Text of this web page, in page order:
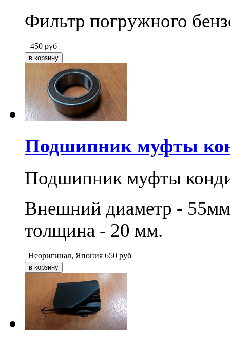
Фильтр погружного
450 руб
Подшипник муфты
Подшипник муфты
Внешний диаметр -
толщина - 20 мм.
Неоригинал, Япония 650 руб